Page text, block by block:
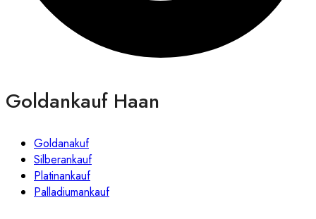
Goldankauf Haan
Goldanakuf
Silberankauf
Platinankauf
Palladiumankauf